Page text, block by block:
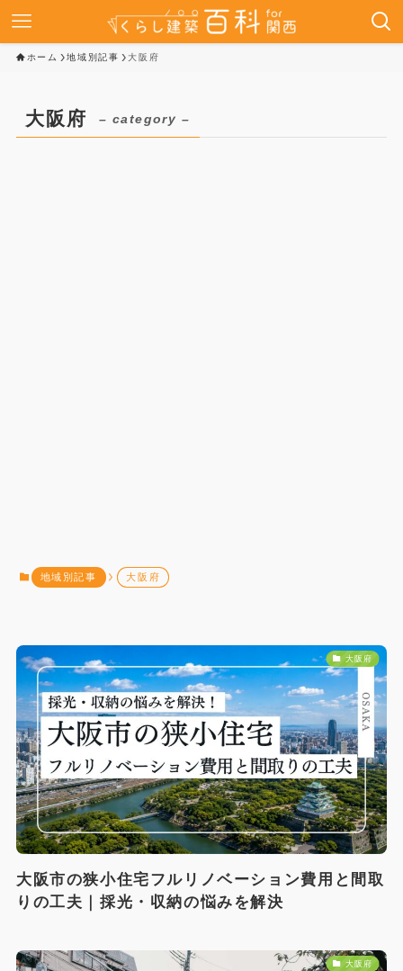
ホーム 地域別記事 大阪府
大阪府 – category –
地域別記事 大阪府
大阪府
大阪市の狭小住宅フルリノベーション費用と間取
りの工夫｜採光・収納の悩みを解決
大阪府